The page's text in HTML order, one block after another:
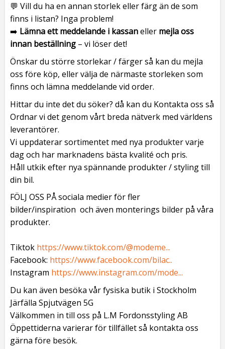
💬 Vill du ha en annan storlek eller färg än de som
finns i listan? Inga problem!
➡️ Lämna ett meddelande i kassaneller mejla oss
innan beställning – vi löser det!
Önskar du större storlekar / färger så kan du mejla
oss före köp, eller välja de närmaste storleken som
finns och lämna meddelande vid order.
Hittar du inte det du söker? då kan du Kontakta oss så
Ordnar vi det genom vårt breda nätverk med världens
leverantörer.
Vi uppdaterar sortimentet med nya produkter varje
dag och har marknadens bästa kvalité och pris.
Håll utkik efter nya spännande produkter / styling till
din bil.
FÖLJ OSS PÅ sociala medier för fler
bilder/inspiration och även monterings bilder på våra
produkter.
Tiktok https://www.tiktok.com/@modeme...
Facebook: https://www.facebook.com/bilac..
Instagram https://www.instagram.com/mode...
Du kan även besöka vår fysiska butik i Stockholm
Järfälla Spjutvägen 5G
Välkommen in till oss på L.M Fordonsstyling AB
Öppettiderna varierar för tillfället så kontakta oss
gärna före besök.